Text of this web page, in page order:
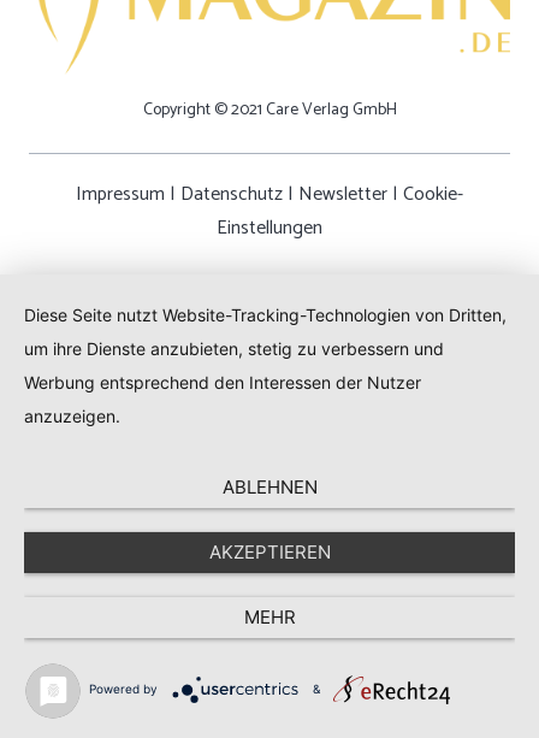
Copyright © 2021 Care Verlag GmbH
Impressum | Datenschutz| Newsletter| Cookie-
Einstellungen
Diese Seite nutzt Website-Tracking-Technologien von Dritten,
um ihre Dienste anzubieten, stetig zu verbessern und
Werbung entsprechend den Interessen der Nutzer
anzuzeigen.
ABLEHNEN
AKZEPTIEREN
MEHR
Powered by &